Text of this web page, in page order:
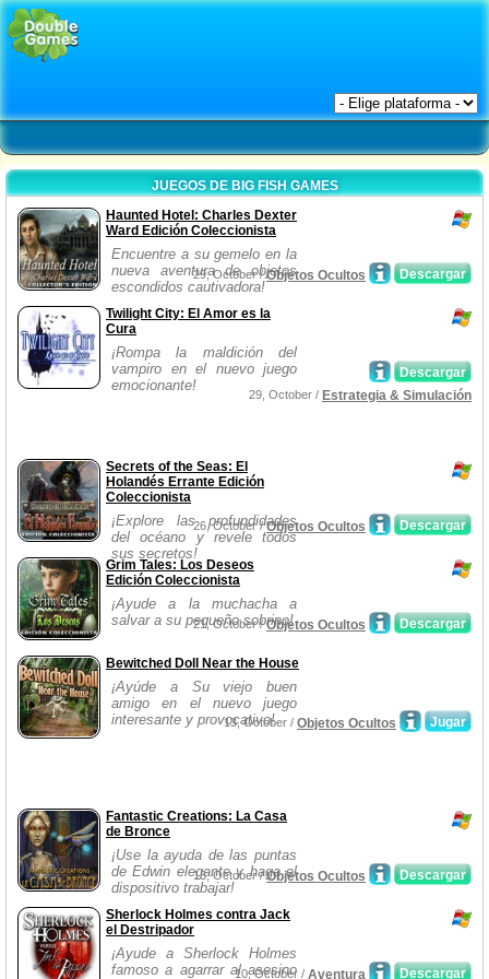
JUEGOS DE BIG FISH GAMES
Haunted Hotel: Charles Dexter
Ward Edición Coleccionista
Encuentre a su gemelo en la
nueva aventura de objetos
escondidos cautivadora!
Descargar
29, October /Objetos Ocultos
Twilight City: El Amor es la
Cura
¡Rompa la maldición del
vampiro en el nuevo juego
emocionante!
Descargar
29, October / Estrategia & Simulación
Secrets of the Seas: El
Holandés Errante Edición
Coleccionista
¡Explore las profundidades
del océano y revele todos
sus secretos!
Descargar
26, October /Objetos Ocultos
Grim Tales: Los Deseos
Edición Coleccionista
¡Ayude a la muchacha a
salvar a su pequeño sobrino!
Descargar
21, October /Objetos Ocultos
Bewitched Doll Near the House
¡Ayúde a Su viejo buen
amigo en el nuevo juego
interesante y provocativo!
Jugar
13, October / Objetos Ocultos
Fantastic Creations: La Casa
de Bronce
¡Use la ayuda de las puntas
de Edwin elegante y haga el
dispositivo trabajar!
Descargar
13, October /Objetos Ocultos
Sherlock Holmes contra Jack
el Destripador
¡Ayude a Sherlock Holmes
famoso a agarrar al asesino
Descargar
10, October / Aventura